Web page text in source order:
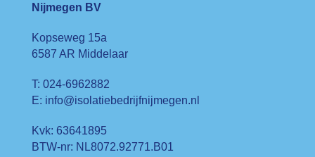
Nijmegen BV
Kopseweg 15a
6587 AR Middelaar
T: 024-6962882
E: info@isolatiebedrijfnijmegen.nl
Kvk: 63641895
BTW-nr: NL8072.92771.B01